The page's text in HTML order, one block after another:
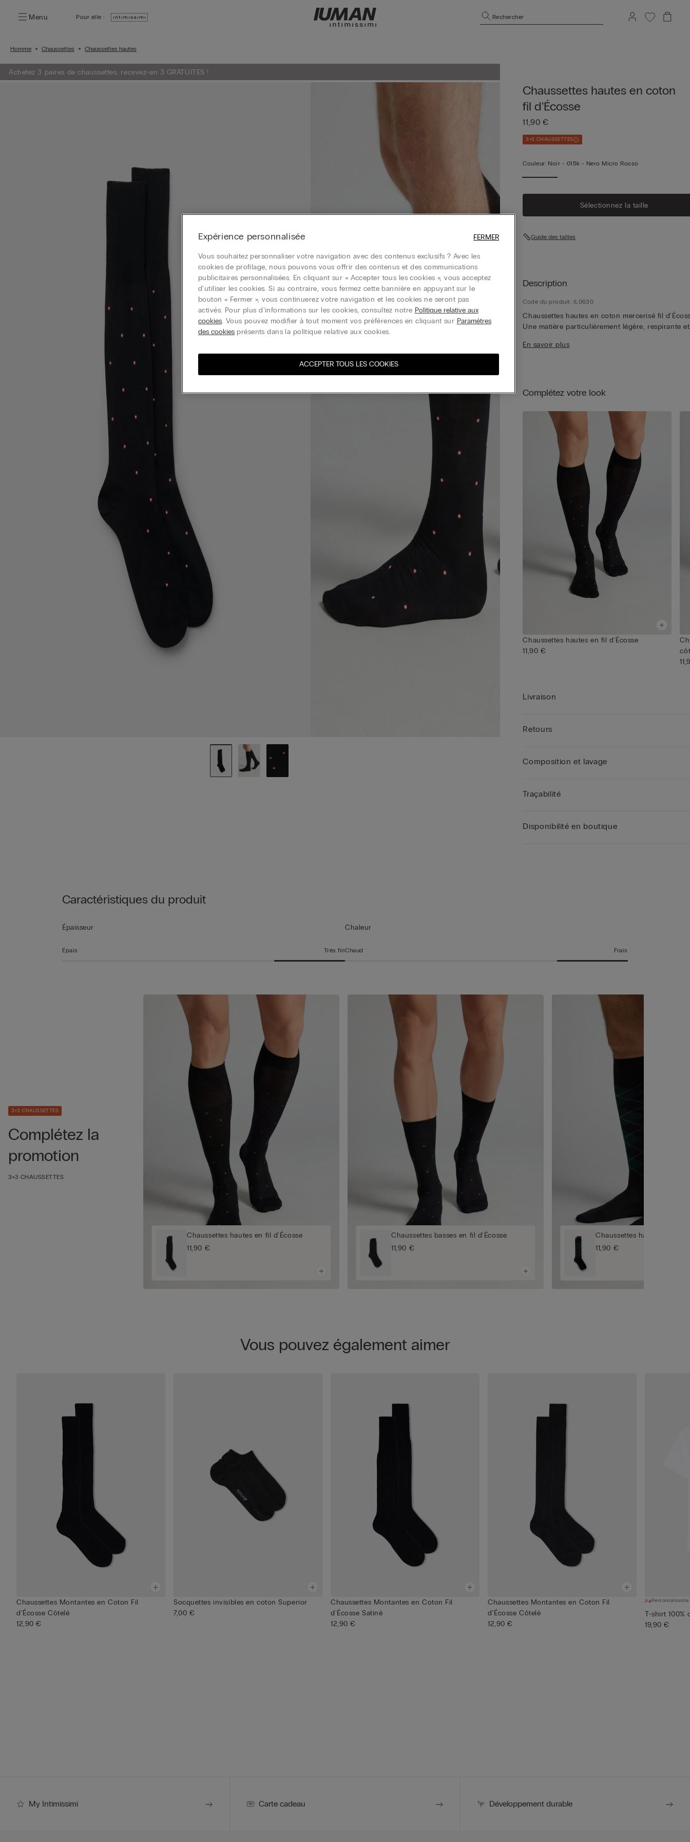
Menu Pour elle : Rechercher
Homme Chaussettes Chaussettes hautes
Achetez 3 paires de chaussettes, recevez-en 3 GRATUITES !
Chaussettes hautes en coton
fil d'Écosse
11,90 €
3+3 CHAUSSETTES
Couleur: Noir - 015k - Nero Micro Rosso
Sélectionnez la taille
Guide des tailles
Description
Code du produit: IL0630
Chaussettes hautes en coton mercerisé fil
Une matière particulièrement légère, respirante et
En savoir plus
Complétez votre look
Chaussettes hautes en fil d'Écosse
11,90 €
Livraison
Retours
Composition et lavage
Traçabilité
Disponibilité en boutique
Caractéristiques du produit
Épaisseur
Épais Très fin
Chaleur
Chaud Frais
3+3 CHAUSSETTES
Complétez la
promotion
3+3 CHAUSSETTES
Chaussettes hautes en fil d'Écosse
11,90 €
Chaussettes basses en fil d'Écosse
11,90 €
Chaussettes hautes en
11,90 €
Vous pouvez également aimer
Chaussettes Montantes en Coton Fil
d'Écosse Côtelé
12,90 €
Socquettes invisibles en coton Superior
7,00 €
Chaussettes Montantes en Coton Fil
d'Écosse Satiné
12,90 €
Chaussettes Montantes en Coton Fil
d'Écosse Côtelé
12,90 €
Personnalisable
T-shirt 100%
19,90 €
My Intimissimi Carte cadeau Développement durable
Expérience personnalisée
Vous souhaitez personnaliser votre navigation avec des contenus exclusifs ? Avec les
cookies de profilage, nous pouvons vous offrir des contenus et des communications
publicitaires personnalisées. En cliquant sur « Accepter tous les cookies », vous acceptez
d'utiliser les cookies. Si au contraire, vous fermez cette bannière en appuyant sur le
bouton « Fermer », vous continuerez votre navigation et les cookies ne seront pas
activés. Pour plus d'informations sur les cookies, consultez notre Politique relative aux
cookies. Vous pouvez modifier à tout moment vos préférences en cliquant sur Paramètres
des cookies présents dans la politique relative aux cookies.
ACCEPTER TOUS LES COOKIES
FERMER